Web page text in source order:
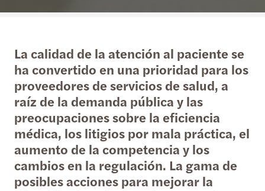
La calidad de la atención al paciente se
ha convertido en una prioridad para los
proveedores de servicios de salud, a
raíz de la demanda pública y las
preocupaciones sobre la eficiencia
médica, los litigios por mala práctica, el
aumento de la competencia y los
cambios en la regulación. La gama de
posibles acciones para mejorar la